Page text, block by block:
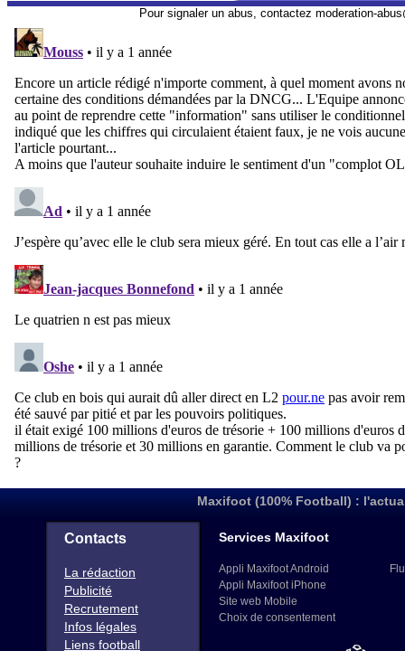
Pour signaler un abus, contactez moderation-
Maxifoot (100% Football) :
Contacts
La rédaction
Publicité
Recrutement
Infos légales
Liens football
Services Maxifoot
Appli Maxifoot Android
Appli Maxifoot iPhone
Site web Mobile
Choix de consentement